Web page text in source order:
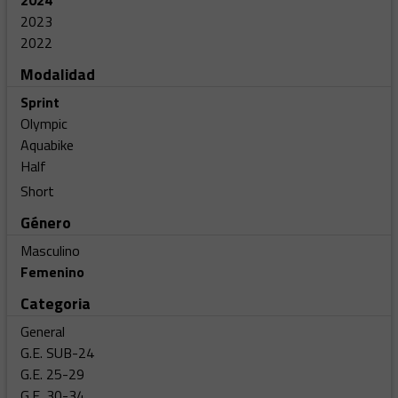
2023
2022
Modalidad
Sprint
Olympic
Aquabike
Half
Short
Género
Masculino
Femenino
Categoria
General
G.E. SUB-24
G.E. 25-29